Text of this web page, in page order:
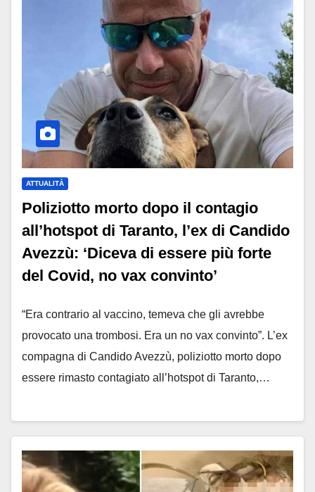
ATTUALITÀ
Poliziotto morto dopo il contagio
all’hotspot di Taranto, l’ex di Candido
Avezzù: ‘Diceva di essere più forte
del Covid, no vax convinto’
“Era contrario al vaccino, temeva che gli avrebbe
provocato una trombosi. Era un no vax convinto”. L’ex
compagna di Candido Avezzù, poliziotto morto dopo
essere rimasto contagiato all’hotspot di Taranto,…